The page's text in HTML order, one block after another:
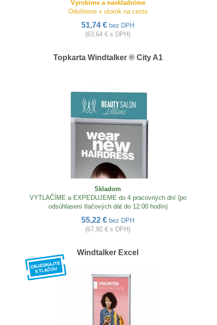
Vyrobíme a naskladníme
Odošleme v utorok na ceste
51,74 € bez DPH
(63,64 € s DPH)
Topkarta Windtalker ® City A1
Skladom
VYTLAČÍME a EXPEDUJEME do 4 pracovných dní (po
odsúhlasení tlačových dát do 12:00 hodín)
55,22 € bez DPH
(67,92 € s DPH)
Windtalker Excel